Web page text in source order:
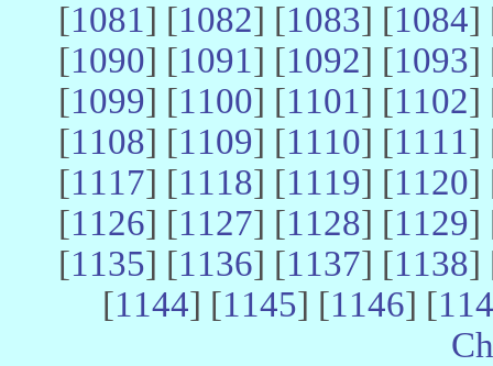
[1081] [1082] [1083] [1084]
[1090] [1091] [1092] [1093]
[1099] [1100] [1101] [1102]
[1108] [1109] [1110] [1111]
[1117] [1118] [1119] [1120]
[1126] [1127] [1128] [1129]
[1135] [1136] [1137] [1138]
[1144] [1145] [1146] [